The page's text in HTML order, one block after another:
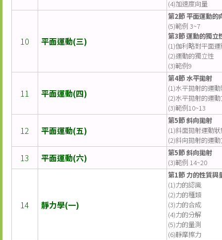
(4)加速度向量
10 平面運動(三)
第2節 平面運動的
(5)範例 3~7
第3節 運動的獨立
(1)伽利略對平面
(2)運動的獨立性
(3)範例9
11 平面運動(四)
第4節 水平拋射
(1)水平拋射的運
(2)水平拋射的運
(3)範例10~13
12 平面運動(五)
第5節 斜向拋射
(1)斜面拋射運動
(2)斜向拋射的運
13 平面運動(六)
第5節 斜向拋射
(3)範例 14~20
14 靜力學(一)
第1節 力的性質與
(1)力的認識
(2)力的種類
(3)力的合成
(4)力的分解
(5)力的量測
(6)靜摩擦力